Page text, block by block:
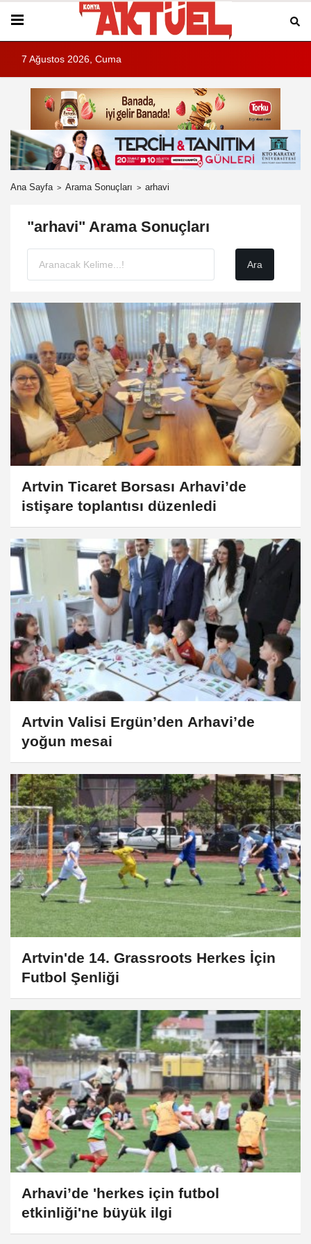
7 Ağustos 2026, Cuma
Ana Sayfa Arama Sonuçları arhavi
"arhavi" Arama Sonuçları
Artvin Ticaret Borsası Arhavi’de
istişare toplantısı düzenledi
Artvin Valisi Ergün’den Arhavi’de
yoğun mesai
Artvin'de 14. Grassroots Herkes İçin
Futbol Şenliği
Arhavi’de 'herkes için futbol
etkinliği'ne büyük ilgi